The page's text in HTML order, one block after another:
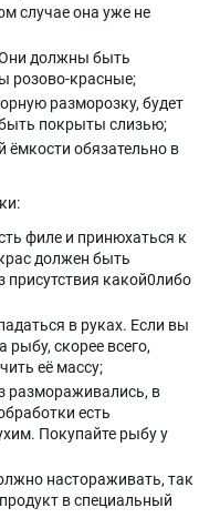
случае она уже не
Они должны быть
розово-красные;
разморозку, будет
покрыты слизью;
обязательно в
филе и принюхаться к
должен быть
какой0либо
в руках. Если вы
рыбу, скорее всего,
её массу;
размораживались, в
есть
Покупайте рыбу у
настораживать, так
в специальный